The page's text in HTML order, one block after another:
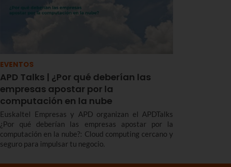
EVENTOS
APD Talks | ¿Por qué deberían las
empresas apostar por la
computación en la nube
Euskaltel Empresas y APD organizan el APDTalks
¿Por qué deberían las empresas apostar por la
computación en la nube?: Cloud computing cercano y
seguro para impulsar tu negocio.